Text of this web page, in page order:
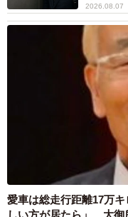
2026.08.07
愛車は総走行距離17万